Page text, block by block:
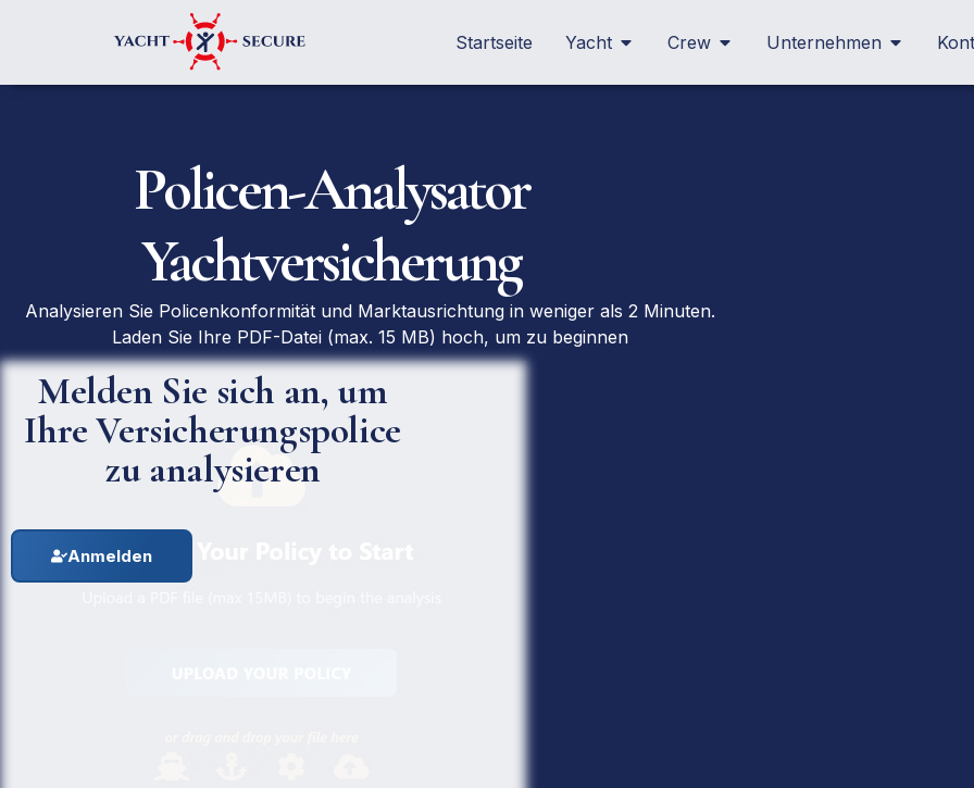
Startseite Yacht Crew Unternehmen
Policen-Analysator
Yachtversicherung
Analysieren Sie Policenkonformität und Marktausrichtung in weniger als 2 Minuten.
Laden Sie Ihre PDF-Datei (max. 15 MB) hoch, um zu beginnen
Melden Sie sich an, um
Ihre Versicherungspolice
zu analysieren
Anmelden